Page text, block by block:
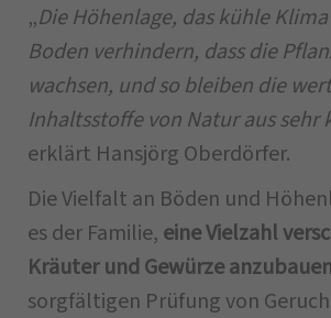
„Die Höhenlage, das kühle
Boden verhindern, dass die
wachsen, und so bleiben die
Inhaltsstoffe von Natur aus
erklärt Hansjörg Oberdörfer.
Die Vielfalt an Böden und
es der Familie, eine Vielzahl
Kräuter und Gewürze
sorgfältigen Prüfung von